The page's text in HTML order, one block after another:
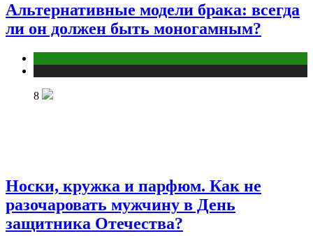
Альтернативные модели брака: всегда
ли он должен быть моногамным?
8
Носки, кружка и парфюм. Как не
разочаровать мужчину в День
защитника Отечества?